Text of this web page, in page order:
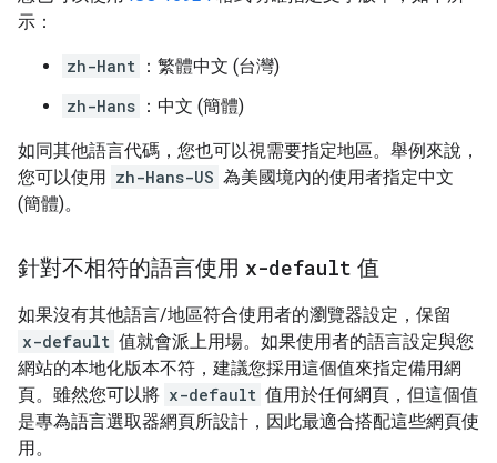
示：
zh-Hant ：繁體中文 (台灣)
zh-Hans ：中文 (簡體)
如同其他語言代碼，您也可以視需要指定地區。舉例來說，
您可以使用 zh-Hans-US 為美國境內的使用者指定中文
(簡體)。
針對不相符的語言使用 x-default 值
如果沒有其他語言/地區符合使用者的瀏覽器設定，保留
x-default 值就會派上用場。如果使用者的語言設定與您
網站的本地化版本不符，建議您採用這個值來指定備用網
頁。雖然您可以將 x-default 值用於任何網頁，但這個值
是專為語言選取器網頁所設計，因此最適合搭配這些網頁使
用。